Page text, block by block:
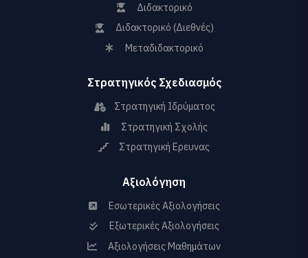
Διδακτορικό
Διδακτορικό (Διεθνές)
Μεταδιδακτορικό
Στρατηγικός Σχεδιασμός
Στρατηγική Ιδρύματος
Στρατηγική Σχολής
Στρατηγική Ερευνας
Αξιολόγηση
Εσωτερικές Αξιολογήσεις
Εξωτερικές Αξιολογήσεις
Αξιολογήσεις Μαθημάτων